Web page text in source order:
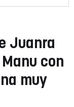
Juanra
con
muy